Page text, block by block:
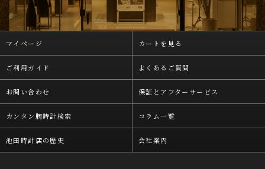
マイページ カートを見る
ご利用ガイド よくあるご質問
お問い合わせ 保証とアフターサービス
カンタン腕時計検索 コラム一覧
池田時計店の歴史 会社案内